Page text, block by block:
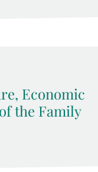
Economic
the Family